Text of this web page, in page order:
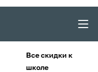
Все скидки к
школе